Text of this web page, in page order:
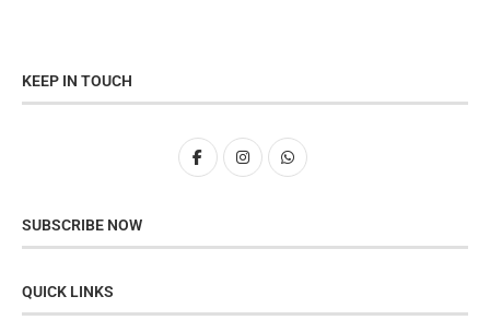
KEEP IN TOUCH
SUBSCRIBE NOW
QUICK LINKS